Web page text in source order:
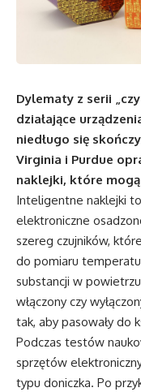
Dylematy z serii
działające
niedługo się
Virginia i Purdue
naklejki, które
Inteligentne naklejki
elektroniczne
szereg czujników,
do pomiaru
substancji w
włączony czy
tak, aby pasowały do
Podczas testów
sprzętów
typu doniczka. Po